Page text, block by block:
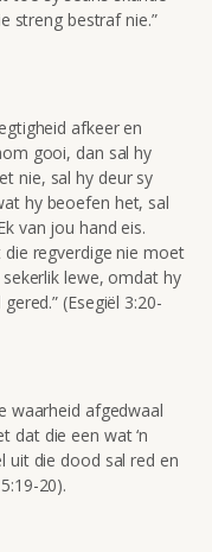
streng bestraf nie.”
afkeer en
gooi, dan sal hy
nie, sal hy deur sy
hy beoefen het, sal
van jou hand eis.
regverdige nie moet
lewe, omdat hy
(Esegiël 3:20-
waarheid afgedwaal
dat die een wat ‘n
uit die dood sal red en
20).